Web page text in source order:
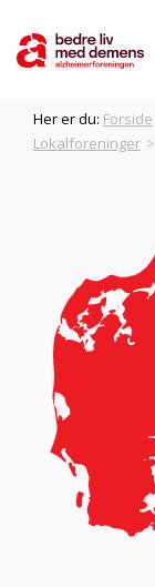
Her er du: Forside
Lokalforeninger >